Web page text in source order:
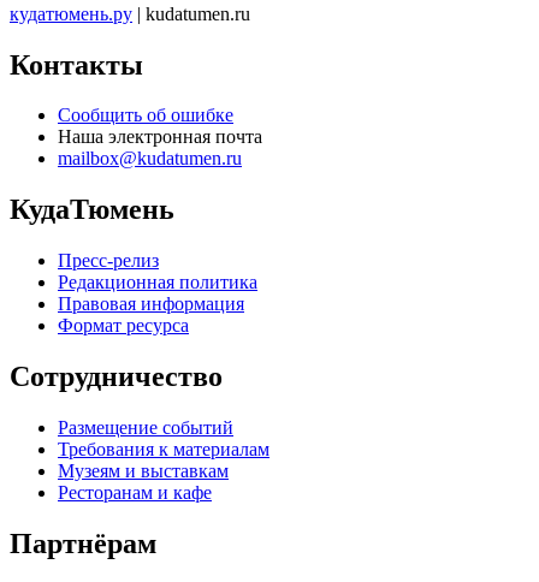
кудатюмень.ру | kudatumen.ru
Контакты
Сообщить об ошибке
Наша электронная почта
mailbox@kudatumen.ru
КудаТюмень
Пресс-релиз
Редакционная политика
Правовая информация
Формат ресурса
Сотрудничество
Размещение событий
Требования к материалам
Музеям и выставкам
Ресторанам и кафе
Партнёрам